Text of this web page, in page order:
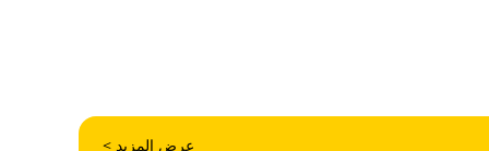
عرض المزيد >